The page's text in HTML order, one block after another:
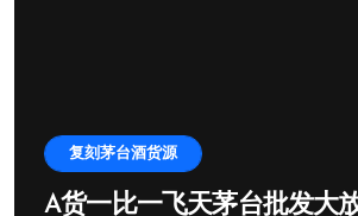
复刻茅台酒货源
A货一比一飞天茅台批发大